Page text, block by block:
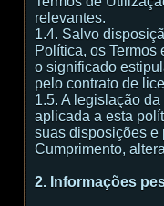
relevantes.
1.4. Salvo
Política, os
o significado
pelo contrato de
1.5. A legislação
aplicada a esta
suas disposições e
Cumprimento,
2. Informações